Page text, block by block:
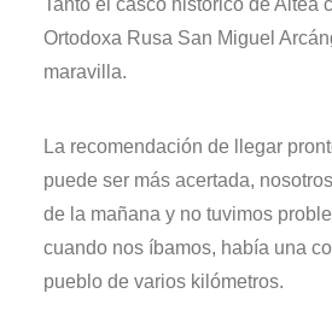
Ortodoxa Rusa San Miguel
maravilla.
La recomendación de llegar
puede ser más acertada,
de la mañana y no tuvimos
cuando nos íbamos, había una
pueblo de varios kilómetros.